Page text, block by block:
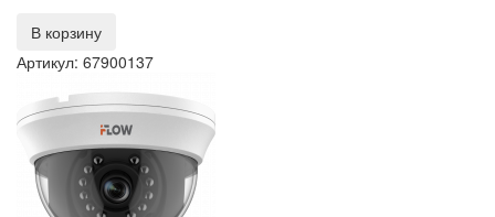
В корзину
Артикул: 67900137